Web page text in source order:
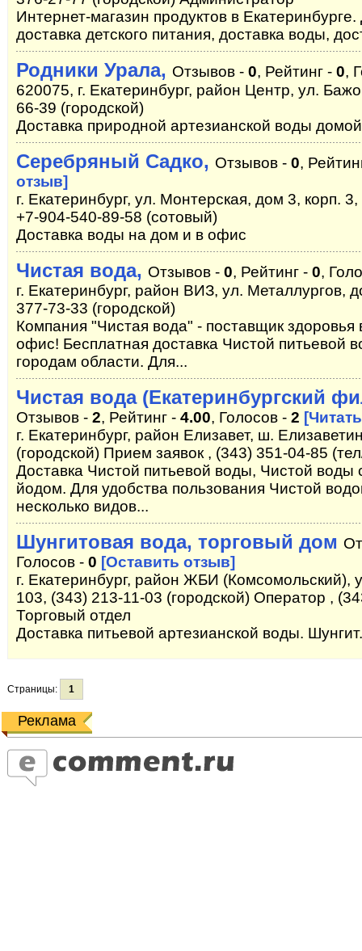
Интернет-магазин продуктов в
доставка детского питания, доставка воды,
Родники Урала, Отзывов - 0, Рейтинг - 0,
620075, г. Екатеринбург, район Центр, ул.
66-39 (городской)
Доставка природной артезианской воды
Серебряный Садко, Отзывов - 0,
отзыв]
г. Екатеринбург, ул. Монтерская, дом 3, корп.
+7-904-540-89-58 (сотовый)
Доставка воды на дом и в офис
Чистая вода, Отзывов - 0, Рейтинг - 0,
г. Екатеринбург, район ВИЗ, ул. Металлургов,
377-73-33 (городской)
Компания "Чистая вода" - поставщик
офис! Бесплатная доставка Чистой питьевой
городам области. Для...
Чистая вода (Екатеринбургский
Отзывов - 2, Рейтинг - 4.00, Голосов - 2
г. Екатеринбург, район Елизавет, ш.
(городской) Прием заявок , (343) 351-04-85
Доставка Чистой питьевой воды, Чистой
йодом. Для удобства пользования Чистой
несколько видов...
Шунгитовая вода, торговый дом
Голосов - 0 [Оставить отзыв]
г. Екатеринбург, район ЖБИ
103, (343) 213-11-03 (городской) Оператор ,
Торговый отдел
Доставка питьевой артезианской воды. Шунгит.
Страницы: 1
Реклама